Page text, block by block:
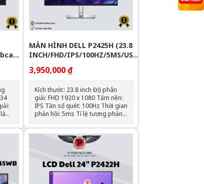
MÀN HÌNH DELL P2425H (23.8
INCH/FHD/IPS/100HZ/5MS/USB-
3,950,000 ₫
Kích thước: 23.8 inch Độ phân
giải: FHD 1920 x 1080 Tấm nền:
IPS Tần số quét: 100Hz Thời gian
phản hồi: 5ms Tỉ lệ tương phản:
1500:1 Độ sáng: 300 nits Tương
thích VESA: 100x100mm Cổng
DisplayPort 1.2 1x VGA 1x USB-C
3.0 / 3.1/3.2 Gen 1 (PD 15W) 3x
USB-A 3.0 / 3.1/3.2 Gen 1 1x
USB-B 3.0 / 3.1/3.2 Gen 1